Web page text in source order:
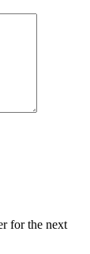
for the next